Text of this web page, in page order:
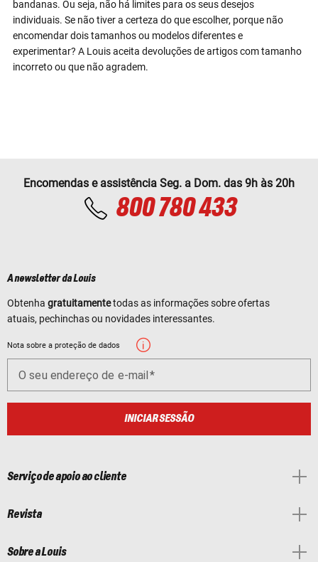
bandanas. Ou seja, não há limites para os seus desejos
individuais. Se não tiver a certeza do que escolher, porque não
encomendar dois tamanhos ou modelos diferentes e
experimentar? A Louis aceita devoluções de artigos com tamanho
incorreto ou que não agradem.
Encomendas e assistência Seg. a Dom. das 9h às 20h
800 780 433
A newsletter da Louis
Obtenha gratuitamentetodas as informações sobre ofertas
atuais, pechinchas ou novidades interessantes.
Nota sobre a proteção de dados
O seu endereço de e-mail
INICIAR SESSÃO
Serviço de apoio ao cliente
Revista
Sobre a Louis